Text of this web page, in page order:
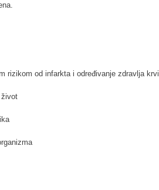
rizikom od infarkta i određivanje zdravlja krvi